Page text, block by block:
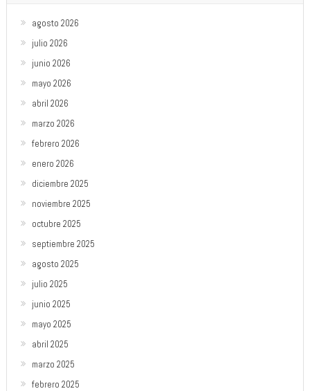
agosto 2026
julio 2026
junio 2026
mayo 2026
abril 2026
marzo 2026
febrero 2026
enero 2026
diciembre 2025
noviembre 2025
octubre 2025
septiembre 2025
agosto 2025
julio 2025
junio 2025
mayo 2025
abril 2025
marzo 2025
febrero 2025